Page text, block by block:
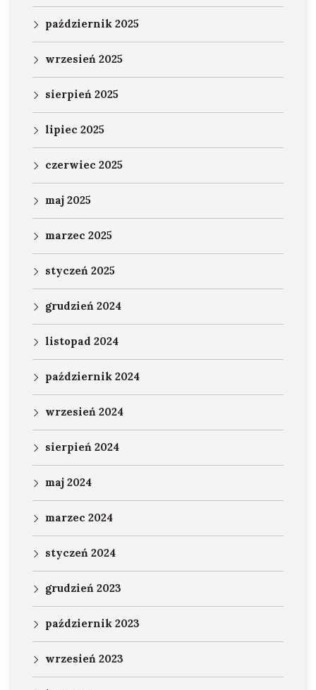
październik 2025
wrzesień 2025
sierpień 2025
lipiec 2025
czerwiec 2025
maj 2025
marzec 2025
styczeń 2025
grudzień 2024
listopad 2024
październik 2024
wrzesień 2024
sierpień 2024
maj 2024
marzec 2024
styczeń 2024
grudzień 2023
październik 2023
wrzesień 2023